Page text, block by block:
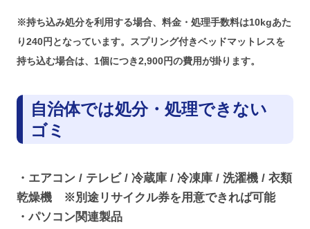
※持ち込み処分を利用する場合、料金・処理手数料は10kgあた
り240円となっています。スプリング付きベッドマットレスを
持ち込む場合は、1個につき2,900円の費用が掛ります。
自治体では処分・処理できない
ゴミ
・エアコン / テレビ / 冷蔵庫 / 冷凍庫 / 洗濯機 / 衣類
乾燥機 ※別途リサイクル券を用意できれば可能
・パソコン関連製品